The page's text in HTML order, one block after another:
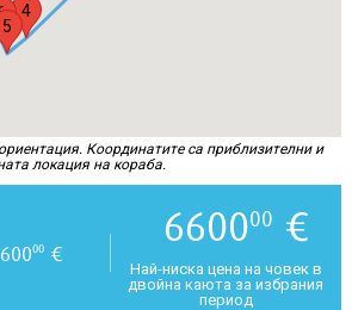
4
5
Координатите са приблизителни и
локация на кораба.
00€
660000 €
Най-ниска цена на човек в
двойна каюта за избрания
период